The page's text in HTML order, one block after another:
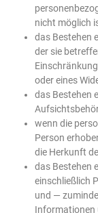
nicht möglich
das Bestehen
der sie
oder eines
das Bestehen
wenn die
Person
die Herkunft
das Bestehen
einschließlich
und —
Informationen